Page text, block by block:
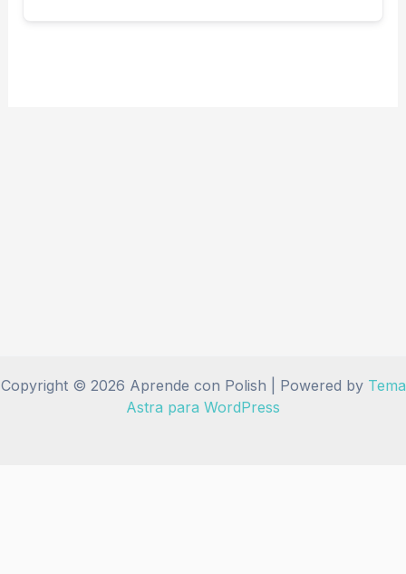
Copyright © 2026 Aprende con Polish | Powered by Tema
Astra para WordPress